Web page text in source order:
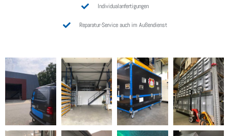
Individualanfertigungen
Reparatur-Service auch im Außendienst